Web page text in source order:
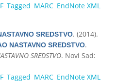
Tagged MARC EndNote XML
SREDSTVO. (2014).
NASTAVNO SREDSTVO.
SREDSTVO. Novi Sad:
Tagged MARC EndNote XML